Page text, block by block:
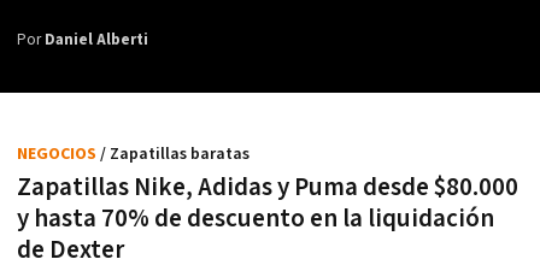
PorDaniel Alberti
Zapatillas Nike, Adidas y Puma desde $80.000
y hasta 70% de descuento en la liquidación
de Dexter
NEGOCIOS / Zapatillas baratas